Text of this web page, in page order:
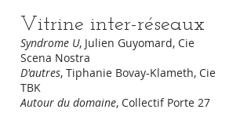
Vitrine inter-réseaux
Syndrome U, Julien Guyomard, Cie
Scena Nostra
D'autres, Tiphanie Bovay-Klameth, Cie
TBK
Autour du domaine, Collectif Porte 27